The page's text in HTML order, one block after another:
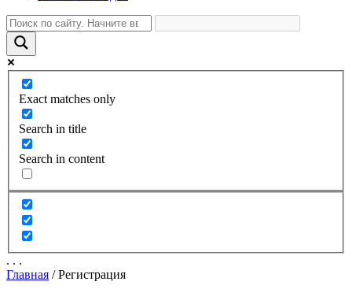
Exact matches only
Search in title
Search in content
. . .
Главная /Регистрация